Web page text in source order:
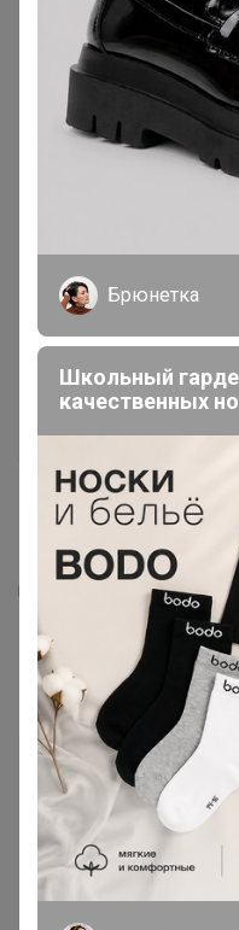
15
Rudy
400мл
1 020,78
323,84р × 4
В наличии!
Брюнетка
Школьный
качественных